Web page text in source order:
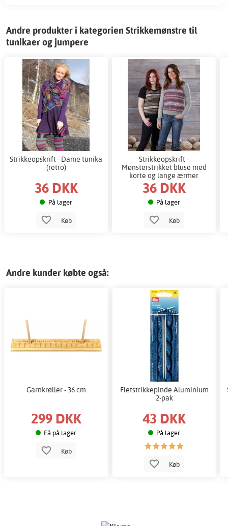
Andre produkter i kategorien Strikkemønstre til
tunikaer og jumpere
Strikkeopskrift - Dame tunika
(retro)
36 DKK
På lager
Køb
Strikkeopskrift -
Mønsterstrikket bluse med
korte og lange ærmer
36 DKK
På lager
Køb
Andre kunder købte også:
Garnkrøller - 36 cm
299 DKK
Få på lager
Køb
Fletstrikkepinde Aluminium
2-pak
43 DKK
På lager
Køb